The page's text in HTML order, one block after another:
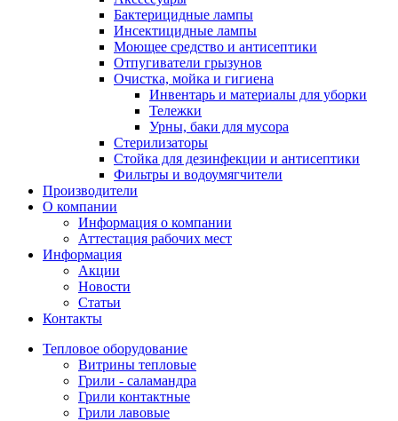
Бактерицидные лампы
Инсектицидные лампы
Моющее средство и антисептики
Отпугиватели грызунов
Очистка, мойка и гигиена
Инвентарь и материалы для уборки
Тележки
Урны, баки для мусора
Стерилизаторы
Стойка для дезинфекции и антисептики
Фильтры и водоумягчители
Производители
О компании
Информация о компании
Аттестация рабочих мест
Информация
Акции
Новости
Статьи
Контакты
Тепловое оборудование
Витрины тепловые
Грили - саламандра
Грили контактные
Грили лавовые